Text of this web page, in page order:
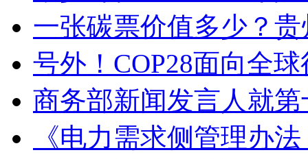
一张碳票价值多少？
号外！COP28面向全
商务部新闻发言人就
《电力需求侧管理办